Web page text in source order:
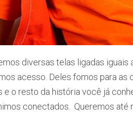
diversas telas ligadas
acesso. Deles fomos para
e o resto da história você já
conectados. Queremos até